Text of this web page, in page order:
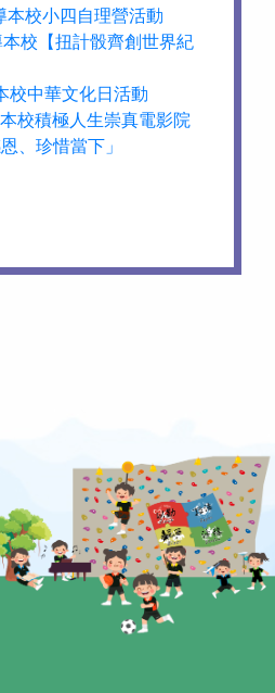
本校小四自理營活動
本校【扭計骰齊創世界紀
校中華文化日活動
校積極人生崇真電影院
、珍惜當下」